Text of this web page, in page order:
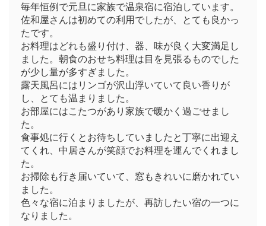
毎年恒例で元旦に家族で温泉宿に宿泊しています。
佐和屋さんは初めての利用でしたが、とても良かっ
たです。
お料理はどれも盛り付け、器、味が良く大変満足し
ました。朝食のおせち料理は目を見張るものでした
が少し量が多すぎました。
露天風呂にはリンゴが沢山浮いていて良い香りが
し、とても温まりました。
お部屋にはこたつがあり家族で暖かく過ごせまし
た。
食事処に行くとお待ちしていましたと丁寧に出迎え
てくれ、中居さんが笑顔でお料理を運んでくれまし
た。
お掃除も行き届いていて、窓もきれいに磨かれてい
ました。
色々な宿に泊まりましたが、再訪したい宿の一つに
なりました。